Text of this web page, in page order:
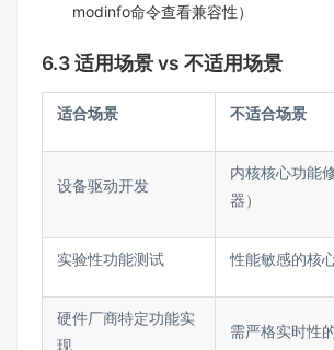
modinfo命令查看兼容性）​
6.3 适用场景 vs 不适用场景​​
适合场景​ 不适合场景​
设备驱动开发​
内核核心功能
器）​
实验性功能测试​ 性能敏感的核
硬件厂商特定功能实
现​
需严格实时性